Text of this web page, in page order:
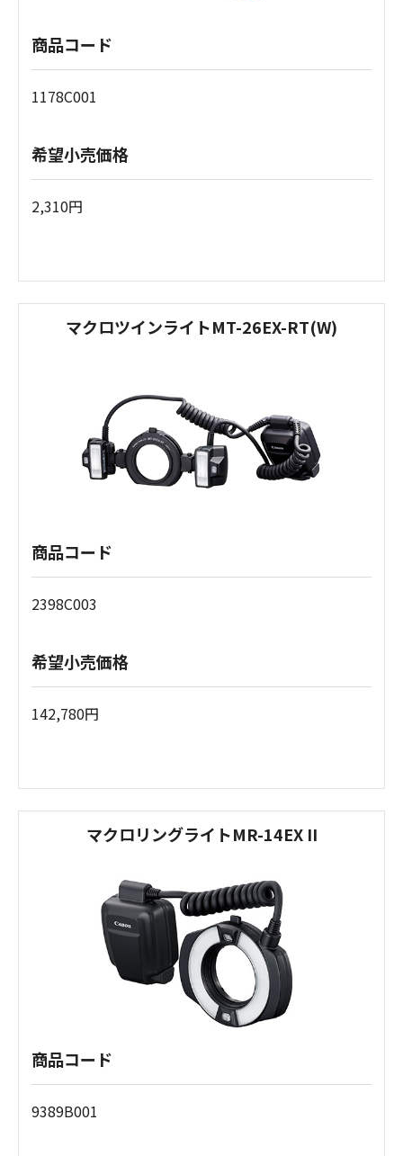
商品コード
1178C001
希望小売価格
2,310円
マクロツインライトMT-26EX-RT(W)
商品コード
2398C003
希望小売価格
142,780円
マクロリングライトMR-14EX II
商品コード
9389B001